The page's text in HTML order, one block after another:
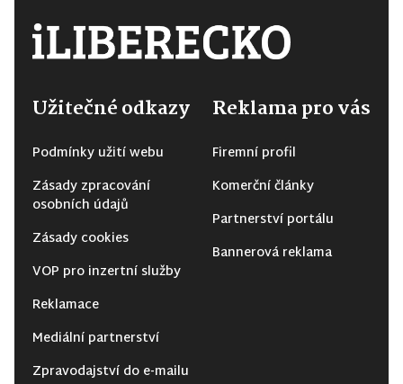
Užitečné odkazy
Podmínky užití webu
Zásady zpracování
osobních údajů
Zásady cookies
VOP pro inzertní služby
Reklamace
Mediální partnerství
Zpravodajství do e-mailu
Reklama pro vás
Firemní profil
Komerční články
Partnerství portálu
Bannerová reklama